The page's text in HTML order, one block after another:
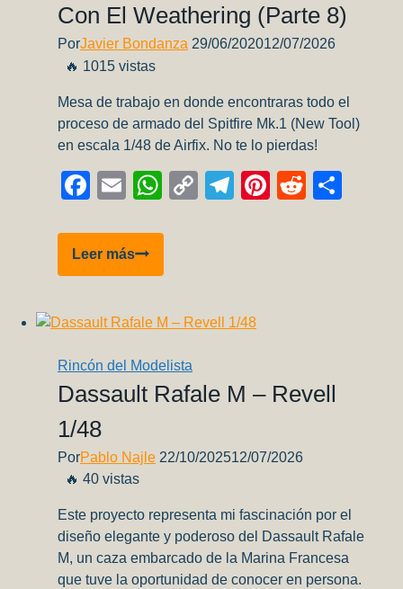
Con El Weathering (parte 8)
PorJavier Bondanza 29/06/202012/07/2026
🔥 1015 vistas
Mesa de trabajo en donde encontraras todo el
proceso de armado del Spitfire Mk.1 (New Tool)
en escala 1/48 de Airfix. No te lo pierdas!
Facebook
EmailWhatsApp
CopyTelegram
Pinterest
Reddit
Leer másSpitfire
Mk.1
Empezando
el
weathering
(parte
Rincón del Modelista
Dassault Rafale M – Revell
1/48
PorPablo Najle 22/10/202512/07/2026
🔥 40 vistas
Este proyecto representa mi fascinación por el
diseño elegante y poderoso del Dassault Rafale
M, un caza embarcado de la Marina Francesa
que tuve la oportunidad de conocer en persona.